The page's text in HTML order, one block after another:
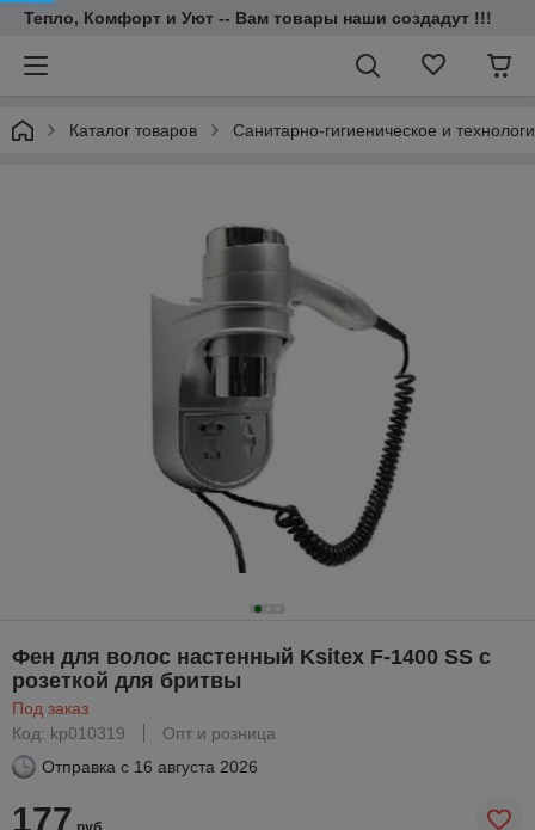
Тепло, Комфорт и Уют -- Вам товары наши создадут !!!
Каталог товаров Санитарно-гигиеническое и
Фен для волос настенный Ksitex F-1400 SS с
розеткой для бритвы
Под заказ
Код: kp010319
Опт и розница
Отправка с 16 августа 2026
177